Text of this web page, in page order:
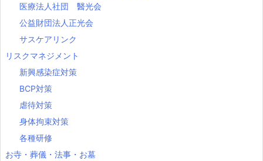
医療法人社団 醫光会
公益財団法人正光会
サスケアリンク
リスクマネジメント
新興感染症対策
BCP対策
虐待対策
身体拘束対策
各種研修
お寺・葬儀・法事・お墓